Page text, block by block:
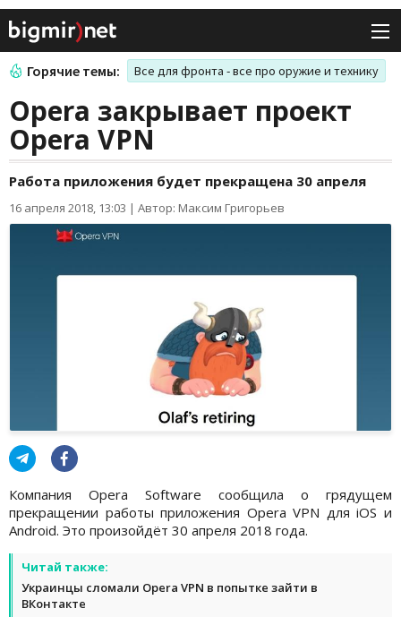
Горячие темы: Все для фронта - все про оружие и технику
Opera закрывает проект
Opera VPN
Работа приложения будет прекращена 30 апреля
16 апреля 2018, 13:03 | Автор: Максим Григорьев
Компания Opera Software сообщила о грядущем
прекращении работы приложения Opera VPN для iOS и
Android. Это произойдёт 30 апреля 2018 года.
Читай также:
Украинцы сломали Opera VPN в попытке зайти в
ВКонтакте